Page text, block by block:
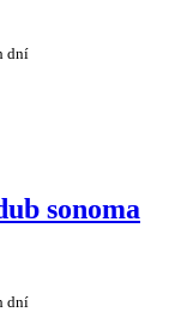
dní
sonoma
dní